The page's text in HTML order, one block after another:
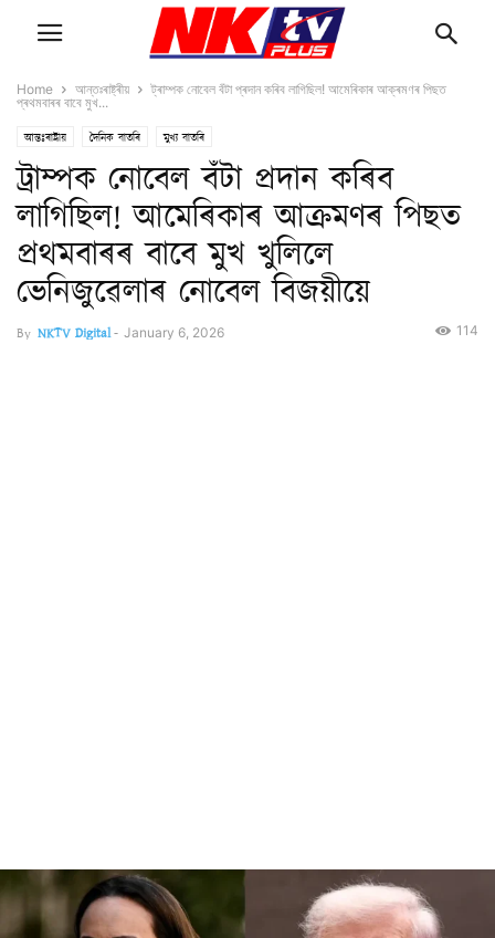
Home আন্তঃৰাষ্ট্ৰীয়
ট্ৰাম্পক নোবেল বঁটা প্ৰদান কৰিব লাগিছিল! আমেৰিকাৰ আক্ৰমণৰ পিছত
প্ৰথমবাৰৰ বাবে মুখ...
আন্তঃৰাষ্ট্ৰীয় দৈনিক বাতৰি মুখ্য বাতৰি
ট্ৰাম্পক নোবেল বঁটা প্ৰদান কৰিব
লাগিছিল! আমেৰিকাৰ আক্ৰমণৰ পিছত
প্ৰথমবাৰৰ বাবে মুখ খুলিলে
ভেনিজুৱেলাৰ নোবেল বিজয়ীয়ে
By NKTV Digital- January 6, 2026 114